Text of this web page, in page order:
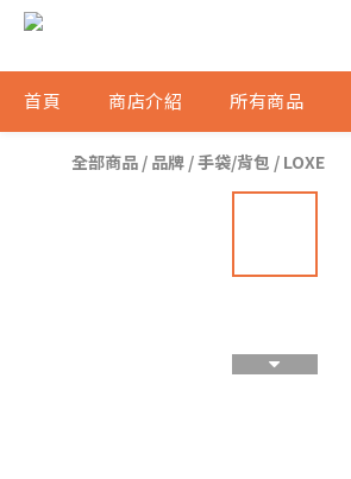
首頁 商店介紹 所有商品
全部商品 / 品牌 /手袋/背包 / LOXE